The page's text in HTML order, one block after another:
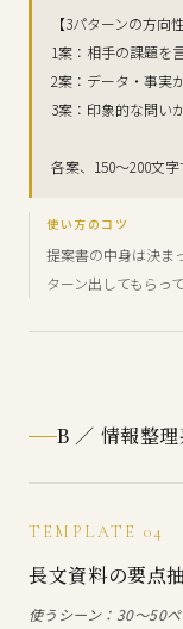
【3パターンの方向性
1案：相手の課題を
2案：データ・事実
3案：印象的な問い
各案、150〜200文字
使い方のコツ
提案書の中身は決ま
ターン出してもらっ
B ／ 情報整
TEMPLATE 04
長文資料の要点
使うシーン：30〜50